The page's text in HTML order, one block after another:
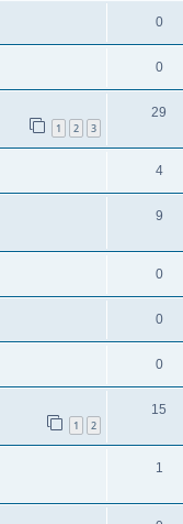
0
0
1 2 3
29
4
9
0
0
0
1 2
15
1